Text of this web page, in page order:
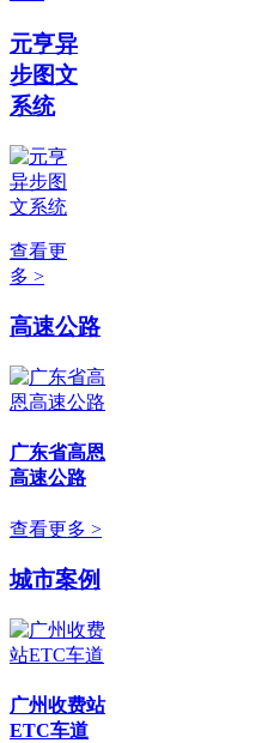
元亨异
步图文
系统
查看更
多 >
高速公路
广东省高恩
高速公路
查看更多 >
城市案例
广州收费站
ETC车道